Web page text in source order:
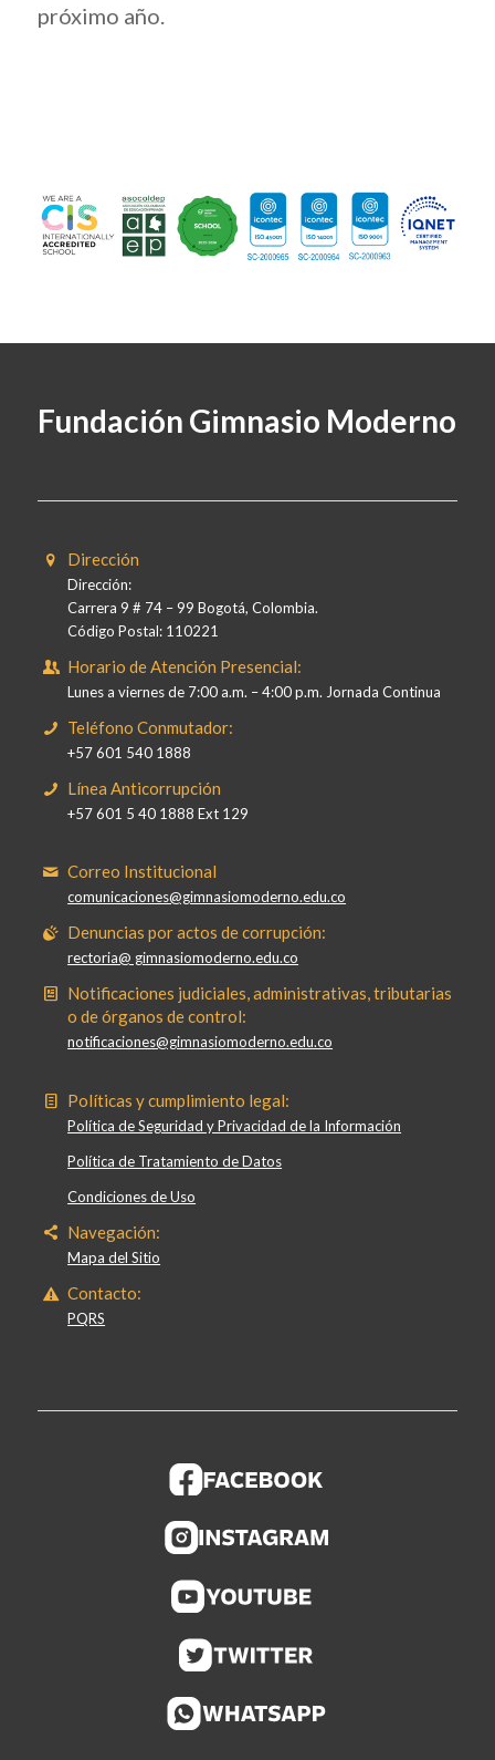
próximo año.
Fundación Gimnasio Moderno
Dirección
Dirección:
Carrera 9 # 74 – 99 Bogotá, Colombia.
Código Postal: 110221
Horario de Atención Presencial:
Lunes a viernes de 7:00 a.m. – 4:00 p.m. Jornada Continua
Teléfono Conmutador:
+57 601 540 1888
Línea Anticorrupción
+57 601 5 40 1888 Ext 129
Correo Institucional
comunicaciones@gimnasiomoderno.edu.co
Denuncias por actos de corrupción:
rectoria@ gimnasiomoderno.edu.co
Notificaciones judiciales, administrativas, tributarias
o de órganos de control:
notificaciones@gimnasiomoderno.edu.co
Políticas y cumplimiento legal:
Política de Seguridad y Privacidad de la Información
Política de Tratamiento de Datos
Condiciones de Uso
Navegación:
Mapa del Sitio
Contacto:
PQRS